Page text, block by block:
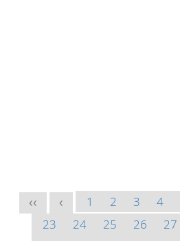
<< < 1 2 3 4
23
24 25 26 27